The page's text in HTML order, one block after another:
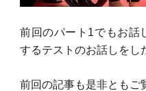
前回のパート1でもお話
するテストのお話しをし
前回の記事も是非ともご